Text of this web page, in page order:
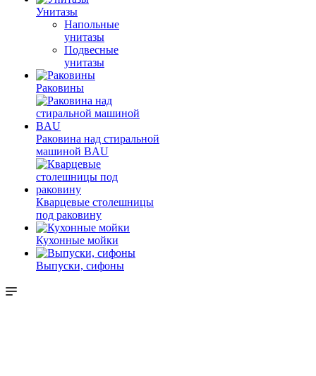
Унитазы
Напольные
унитазы
Подвесные
унитазы
Раковины
Раковина над стиральной
машиной BAU
Кварцевые столешницы
под раковину
Кухонные мойки
Выпуски, сифоны